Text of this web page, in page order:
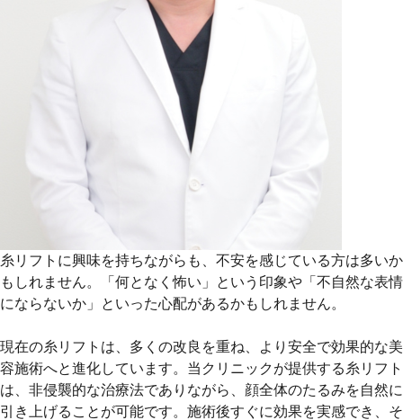
糸リフトに興味を持ちながらも、不安を感じている方は多いか
もしれません。「何となく怖い」という印象や「不自然な表情
にならないか」といった心配があるかもしれません。
現在の糸リフトは、多くの改良を重ね、より安全で効果的な美
容施術へと進化しています。当クリニックが提供する糸リフト
は、非侵襲的な治療法でありながら、顔全体のたるみを自然に
引き上げることが可能です。施術後すぐに効果を実感でき、そ